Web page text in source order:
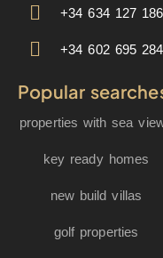
+34 634 127 186
+34 602 695 284
Popular
properties with sea
key ready homes
new build villas
golf properties